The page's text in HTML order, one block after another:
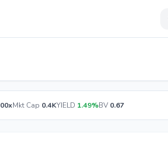
Mkt Cap 0.4KYIELD 1.49%BV 0.67